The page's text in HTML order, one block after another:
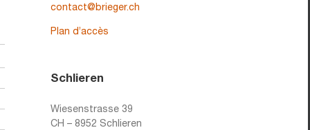
contact@brieger.ch
Plan d’accès
Schlieren
Wiesenstrasse 39
CH – 8952 Schlieren